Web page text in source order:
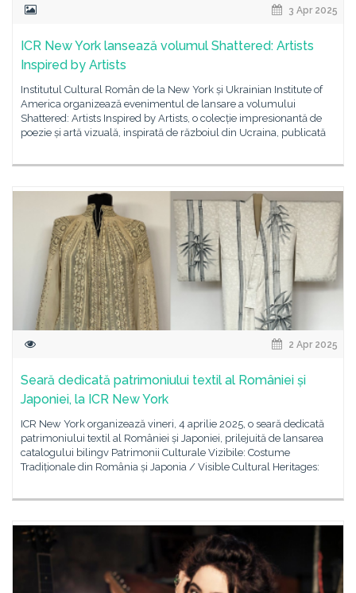
3 Apr 2025
ICR New York lansează volumul Shattered: Artists
Inspired by Artists
Institutul Cultural Român de la New York și Ukrainian Institute of
America organizează evenimentul de lansare a volumului
Shattered: Artists Inspired by Artists, o colecție impresionantă de
poezie și artă vizuală, inspirată de războiul din Ucraina, publicată
2 Apr 2025
Seară dedicată patrimoniului textil al României și
Japoniei, la ICR New York
ICR New York organizează vineri, 4 aprilie 2025, o seară dedicată
patrimoniului textil al României și Japoniei, prilejuită de lansarea
catalogului bilingv Patrimonii Culturale Vizibile: Costume
Tradiționale din România și Japonia / Visible Cultural Heritages: